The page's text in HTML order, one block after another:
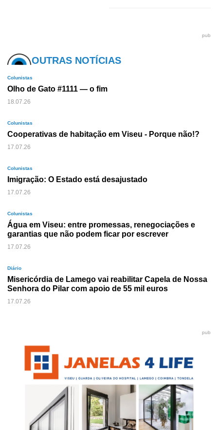
pub
OUTRAS NOTÍCIAS
Colunistas
Olho de Gato #1111 — o fim
18.07.26
Colunistas
Cooperativas de habitação em Viseu - Porque não!?
17.07.26
Colunistas
Imigração: O Estado está desajustado
17.07.26
Colunistas
Água em Viseu: entre promessas, renegociações e
garantias que não podem ficar por escrever
17.07.26
Diário
Misericórdia de Lamego vai reabilitar Capela de Nossa
Senhora do Pilar com apoio de 55 mil euros
17.07.26
pub